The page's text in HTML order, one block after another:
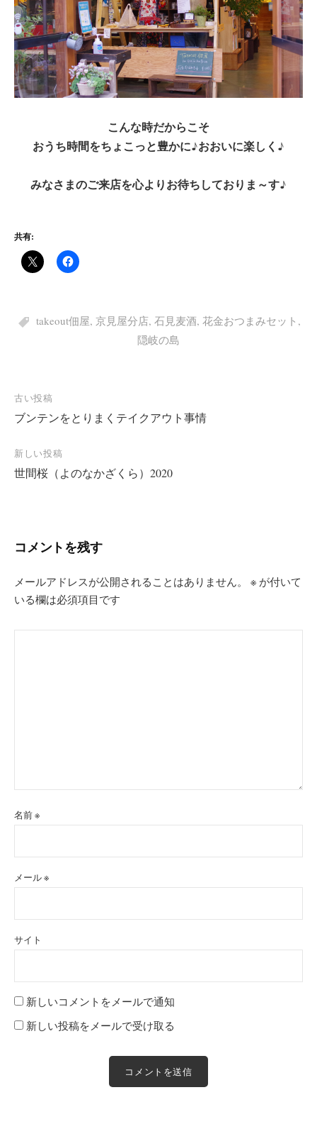
こんな時だからこそ
おうち時間をちょこっと豊かに♪おおいに楽しく♪
みなさまのご来店を心よりお待ちしておりま～す♪
共有:
takeout佃屋, 京見屋分店, 石見麦酒, 花金おつまみセット ,
隠岐の島
投
稿
ナ
ビ
ゲ
ョ
古い投稿
ブンテンをとりまくテイクアウト事情
新しい投稿
世間桜（よのなかざくら）2020
コメントを残す
メールアドレスが公開されることはありません。 ※ が付いて
いる欄は必須項目です
名前※
メール※
サイト
新しいコメントをメールで通知
新しい投稿をメールで受け取る